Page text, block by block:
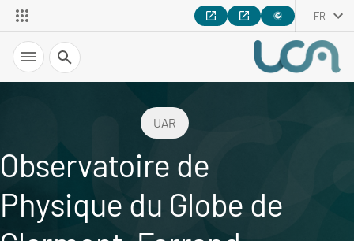
FR
Recherche
UAR
Observatoire de
Physique du Globe de